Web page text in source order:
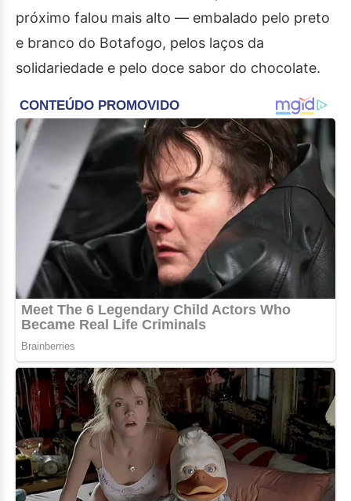
próximo falou mais alto — embalado pelo preto
e branco do Botafogo, pelos laços da
solidariedade e pelo doce sabor do chocolate.